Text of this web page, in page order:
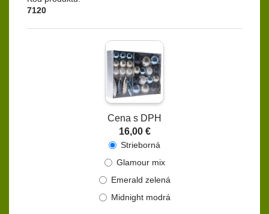
7120
Cena s DPH
16,00 €
Strieborná
Glamour mix
Emerald zelená
Midnight modrá